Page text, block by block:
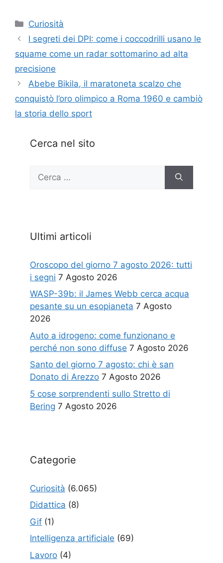
Categorie
Curiosità
I segreti dei DPI: come i coccodrilli usano le
squame come un radar sottomarino ad alta
precisione
Abebe Bikila, il maratoneta scalzo che
conquistò l’oro olimpico a Roma 1960 e cambiò
la storia dello sport
Cerca nel sito
per:
Ultimi articoli
Oroscopo del giorno 7 agosto 2026: tutti
i segni 7 Agosto 2026
WASP-39b: il James Webb cerca acqua
pesante su un esopianeta 7 Agosto
2026
Auto a idrogeno: come funzionano e
perché non sono diffuse 7 Agosto 2026
Santo del giorno 7 agosto: chi è san
Donato di Arezzo 7 Agosto 2026
5 cose sorprendenti sullo Stretto di
Bering 7 Agosto 2026
Categorie
Curiosità (6.065)
Didattica (8)
Gif (1)
Intelligenza artificiale (69)
Lavoro (4)